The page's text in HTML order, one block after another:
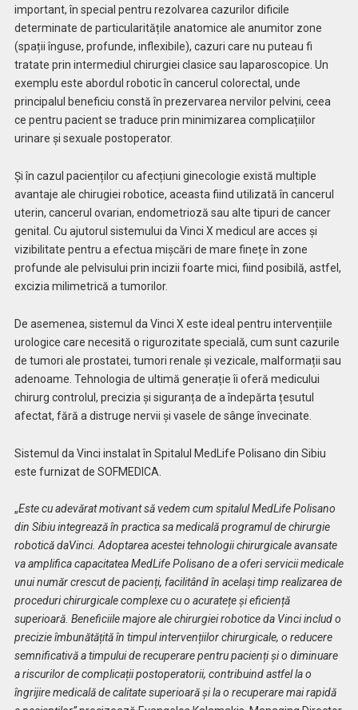
important, în special pentru rezolvarea cazurilor dificile
determinate de particularitățile anatomice ale anumitor zone
(spații înguse, profunde, inflexibile), cazuri care nu puteau fi
tratate prin intermediul chirurgiei clasice sau laparoscopice. Un
exemplu este abordul robotic în cancerul colorectal, unde
principalul beneficiu constă în prezervarea nervilor pelvini, ceea
ce pentru pacient se traduce prin minimizarea complicațiilor
urinare și sexuale postoperator.
Și în cazul pacienților cu afecțiuni ginecologie există multiple
avantaje ale chirugiei robotice, aceasta fiind utilizată în cancerul
uterin, cancerul ovarian, endometrioză sau alte tipuri de cancer
genital. Cu ajutorul sistemului da Vinci X medicul are acces și
vizibilitate pentru a efectua mișcări de mare finețe în zone
profunde ale pelvisului prin incizii foarte mici, fiind posibilă, astfel,
excizia milimetrică a tumorilor.
De asemenea, sistemul da Vinci X este ideal pentru intervențiile
urologice care necesită o rigurozitate specială, cum sunt cazurile
de tumori ale prostatei, tumori renale și vezicale, malformații sau
adenoame. Tehnologia de ultimă generație îi oferă medicului
chirurg controlul, precizia și siguranța de a îndepărta țesutul
afectat, fără a distruge nervii și vasele de sânge învecinate.
Sistemul da Vinci instalat în Spitalul MedLife Polisano din Sibiu
este furnizat de SOFMEDICA.
„Este cu adevărat motivant să vedem cum spitalul MedLife Polisano
din Sibiu integrează în practica sa medicală programul de chirurgie
robotică daVinci. Adoptarea acestei tehnologii chirurgicale avansate
va amplifica capacitatea MedLife Polisano de a oferi servicii medicale
unui număr crescut de pacienți, facilitând în același timp realizarea de
proceduri chirurgicale complexe cu o acuratețe și eficiență
superioară. Beneficiile majore ale chirurgiei robotice da Vinci includ o
precizie îmbunătățită în timpul intervențiilor chirurgicale, o reducere
semnificativă a timpului de recuperare pentru pacienți și o diminuare
a riscurilor de complicații postoperatorii, contribuind astfel la o
îngrijire medicală de calitate superioară și la o recuperare mai rapidă